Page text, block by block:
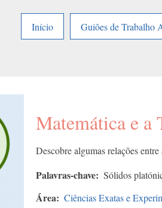
Início
Guiões de Trabalho
Matemática e a
Descobre algumas relações
Palavras-chave Sólidos
Área Ciências Exatas e